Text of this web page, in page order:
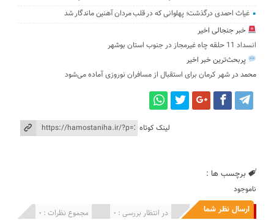
غیاث احمدی درگذشت؛ پهلوانی که در قلب مردان آهنین ماندگار شد
خبر جنجالی اخیر
انسداد 11 حلقه چاه غیرمجاز در جنوب استان بوشهر
پربحث‌ترین خبر اخیر
محمد درشهر کرمان برای استقبال از مسافران نوروزی آماده می‌شود
لینک کوتاه
برچسب ها :
ناموجود
ارسال نظر شما مجموع نظرات : 0 در انتظار بررسی : 0 انتشار یافته : 0